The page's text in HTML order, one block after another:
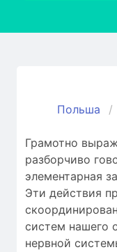
Польша
Грамотно
разборчиво
элементарная
Эти действия
систем нашего
нервной